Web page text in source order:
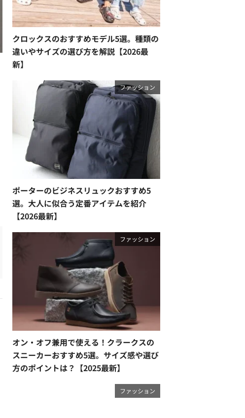
クロックスのおすすめモデル5選。種類の
違いやサイズの選び方を解説【2026最
新】
ファッション
ポーターのビジネスリュックおすすめ5
選。大人に似合う定番アイテムを紹介
【2026最新】
ファッション
オン・オフ兼用で使える！クラークスの
スニーカーおすすめ5選。サイズ感や選び
方のポイントは？【2025最新】
ファッション